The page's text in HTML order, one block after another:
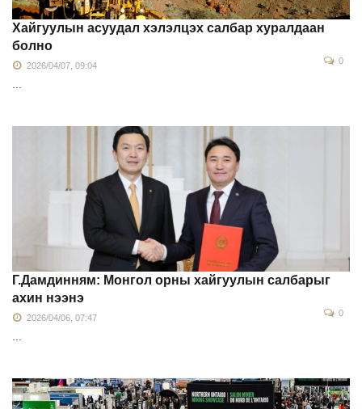
Хайгуулын асуудал хэлэлцэх салбар хуралдаан
болно
2026/04/07, 09:04 0
Г.Дамдинням: Монгол орны хайгуулын салбарыг
ахин нээнэ
2026/04/06, 07:47 0